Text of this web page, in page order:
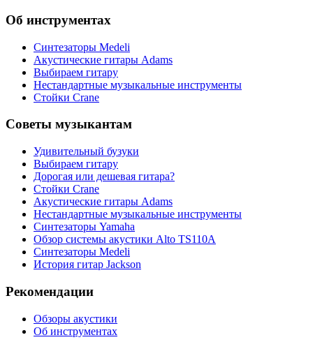
Об инструментах
Синтезаторы Мedeli
Акустические гитары Adams
Выбираем гитару
Нестандартные музыкальные инструменты
Стойки Crane
Советы музыкантам
Удивительный бузуки
Выбираем гитару
Дорогая или дешевая гитара?
Стойки Crane
Акустические гитары Adams
Нестандартные музыкальные инструменты
Синтезаторы Yamaha
Обзор системы акустики Alto TS110A
Синтезаторы Мedeli
История гитар Jackson
Рекомендации
Обзоры акустики
Об инструментах